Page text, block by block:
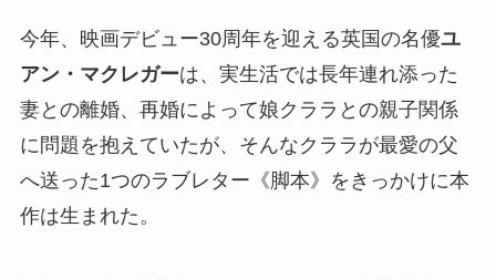
今年、映画デビュー30周年を迎える英国の名優ユ
アン・マクレガーは、実生活では長年連れ添った
妻との離婚、再婚によって娘クララとの親子関係
に問題を抱えていたが、そんなクララが最愛の父
へ送った1つのラブレター《脚本》をきっかけに本
作は生まれた。